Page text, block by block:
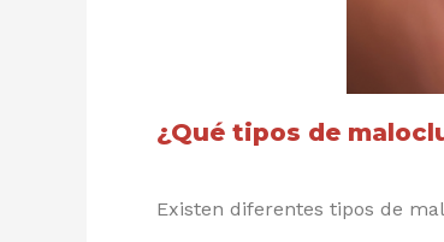
¿Qué tipos de
Existen diferentes tipos de